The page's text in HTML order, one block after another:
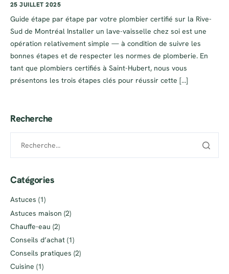
25 JUILLET 2025
Guide étape par étape par votre plombier certifié sur la Rive-
Sud de Montréal Installer un lave-vaisselle chez soi est une
opération relativement simple — à condition de suivre les
bonnes étapes et de respecter les normes de plomberie. En
tant que plombiers certifiés à Saint-Hubert, nous vous
présentons les trois étapes clés pour réussir cette […]
Recherche
Catégories
Astuces (1)
Astuces maison (2)
Chauffe-eau (2)
Conseils d’achat (1)
Conseils pratiques (2)
Cuisine (1)